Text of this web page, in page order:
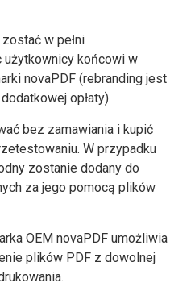
w pełni
użytkownicy końcowi w
novaPDF (rebranding jest
opłaty).
bez zamawiania i kupić
W przypadku
zostanie dodany do
za jego pomocą plików
OEM novaPDF umożliwia
plików PDF z dowolnej